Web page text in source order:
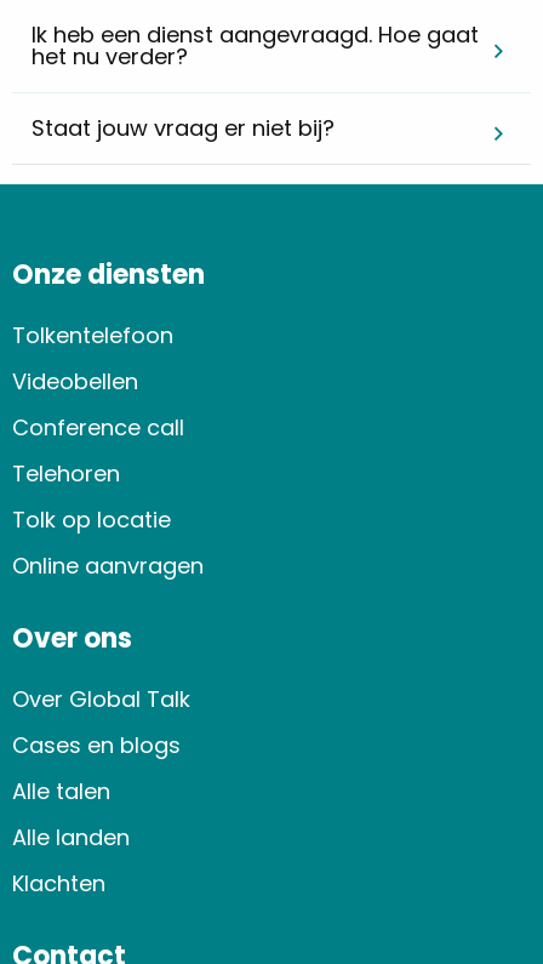
Ik heb een dienst aangevraagd. Hoe gaat
het nu verder?
Staat jouw vraag er niet bij?
Onze diensten
Tolkentelefoon
Videobellen
Conference call
Telehoren
Tolk op locatie
Online aanvragen
Over ons
Over Global Talk
Cases en blogs
Alle talen
Alle landen
Klachten
Contact